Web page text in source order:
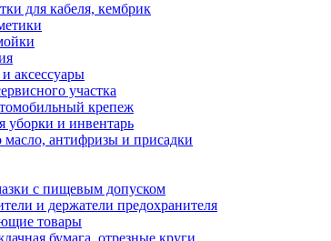
для кабеля, кембрик
аксессуары
участка
крепеж
уборки и инвентарь
антифризы и присадки
с пищевым допуском
и держатели предохранителя
товары
бумага, отрезные круги